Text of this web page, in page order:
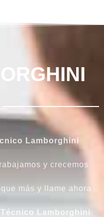
Lamborghini
y crecemos
más y llame ahora
Lamborghini